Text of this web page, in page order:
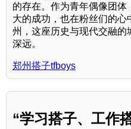
的存在。作为青年偶像团
大的成功，也在粉丝们的
州，这座历史与现代交融
深远。
郑州搭子tfboys
“学习搭子、工作